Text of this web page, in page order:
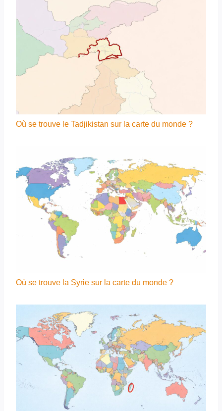
Où se trouve le Tadjikistan sur la carte du monde ?
Où se trouve la Syrie sur la carte du monde ?